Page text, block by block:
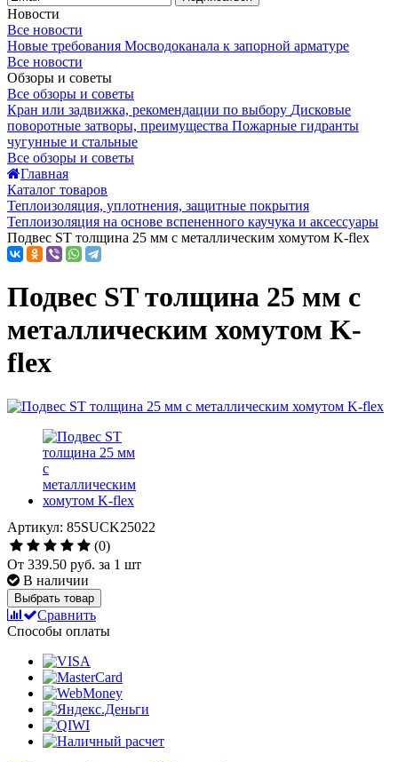
Новости
Все новости
Новые требования Мосводоканала к запорной арматуре
Все новости
Обзоры и советы
Все обзоры и советы
Кран или задвижка, рекомендации по выбору Дисковые
поворотные затворы, преимущества Пожарные гидранты
чугунные и стальные
Все обзоры и советы
Главная
Каталог товаров
Теплоизоляция, уплотнения, защитные покрытия
Теплоизоляция на основе вспененного каучука и аксессуары
Подвес ST толщина 25 мм с металлическим хомутом K-flex
Подвес ST толщина 25 мм с
металлическим хомутом K-
flex
Артикул: 85SUCK25022
(0)
От 339.50 руб. за 1 шт
В наличии
Выбрать товар
Сравнить
Способы оплаты